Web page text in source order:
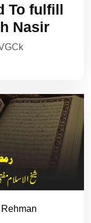
Rehman
To fulfill
Nasir